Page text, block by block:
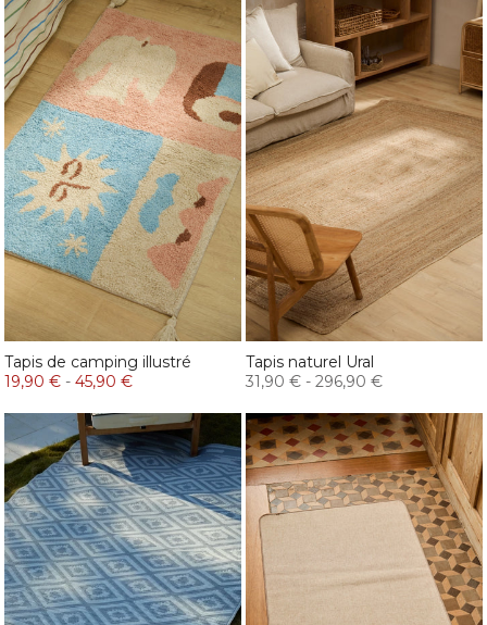
Tapis de camping illustré
19,90 € - 45,90 €
Tapis naturel Ural
31,90 € - 296,90 €